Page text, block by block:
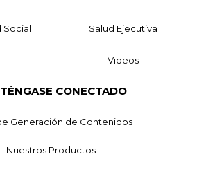
Social Salud Ejecutiva
Videos
CONECTADO
Generación de Contenidos
Nuestros Productos